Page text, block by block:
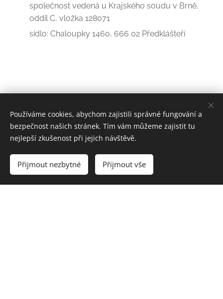
společnost vedená u Krajského soudu v Brně,
oddíl C, vložka 128071
sídlo: Chaloupky 1460, 666 02 Předklášteří
Používáme cookies, abychom zajistili správné fungování a
bezpečnost našich stránek. Tím vám můžeme zajistit tu
nejlepší zkušenost při jejich návštěvě.
Přijmout nezbytné Přijmout vše